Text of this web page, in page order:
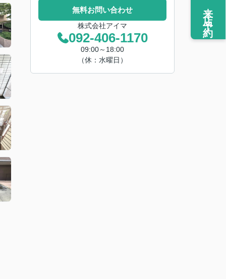
無料お問い合わせ
株式会社アイマ
092-406-1170
09:00～18:00
（休：水曜日）
来店予約